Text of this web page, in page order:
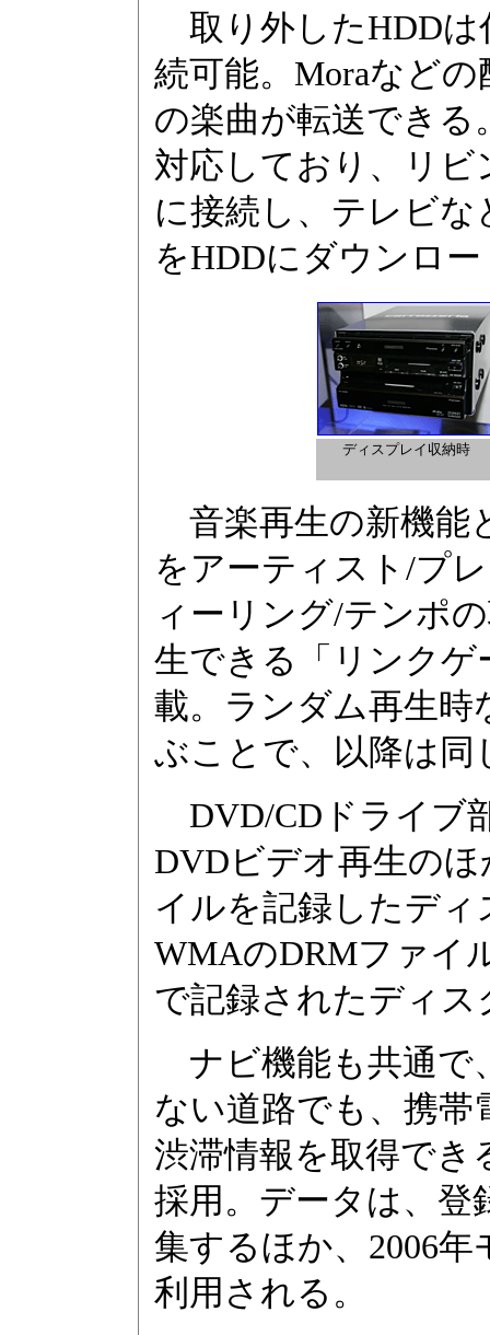
取り外したHDDは
続可能。Moraなど
の楽曲が転送でき
対応しており、リ
に接続し、テレビ
をHDDにダウンロ
ディスプレイ収納時
音楽再生の新機能
をアーティスト/プ
ィーリング/テンポ
生できる「リンク
載。ランダム再生時
ぶことで、以降は同
DVD/CDドライブ
DVDビデオ再生の
イルを記録したデ
WMAのDRMファイ
で記録されたディ
ナビ機能も共通で
ない道路でも、携帯
渋滞情報を取得でき
採用。データは、登
集するほか、2006
利用される。